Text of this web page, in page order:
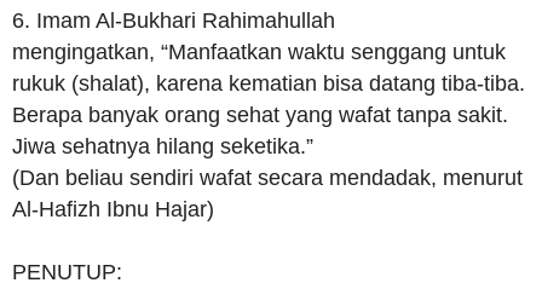
6. Imam Al-Bukhari Rahimahullah
mengingatkan, “Manfaatkan waktu senggang untuk
rukuk (shalat), karena kematian bisa datang tiba-tiba.
Berapa banyak orang sehat yang wafat tanpa sakit.
Jiwa sehatnya hilang seketika.”
(Dan beliau sendiri wafat secara mendadak, menurut
Al-Hafizh Ibnu Hajar)
PENUTUP: